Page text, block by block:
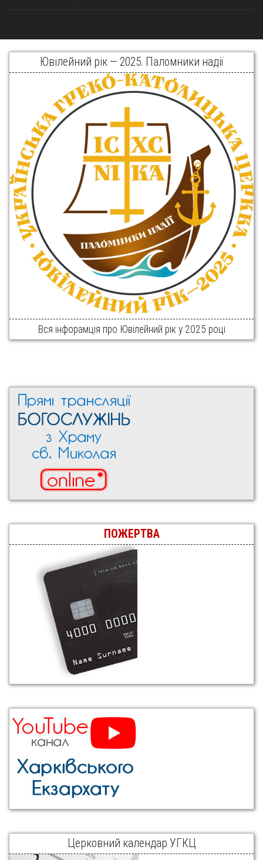
Ювілейний рік — 2025. Паломники надії
Вся інфорамція про Ювілейний рік у 2025 році
ПОЖЕРТВА
Церковний календар УГКЦ